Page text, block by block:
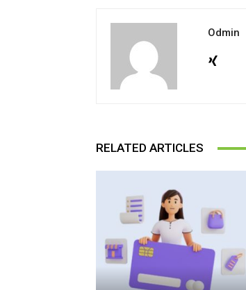
Odmin
RELATED ARTICLES